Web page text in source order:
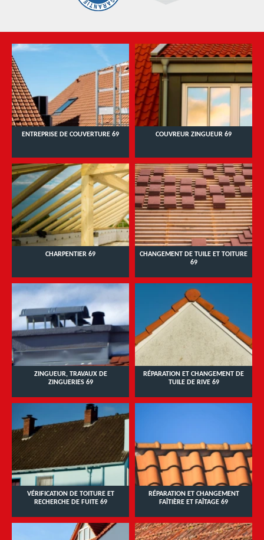
ENTREPRISE DE COUVERTURE 69 COUVREUR ZINGUEUR 69
CHARPENTIER 69
CHANGEMENT DE TUILE ET TOITURE
69
ZINGUEUR, TRAVAUX DE
ZINGUERIES 69
RÉPARATION ET CHANGEMENT DE
TUILE DE RIVE 69
VÉRIFICATION DE TOITURE ET
RECHERCHE DE FUITE 69
RÉPARATION ET CHANGEMENT
FAÎTIÈRE ET FAÎTAGE 69